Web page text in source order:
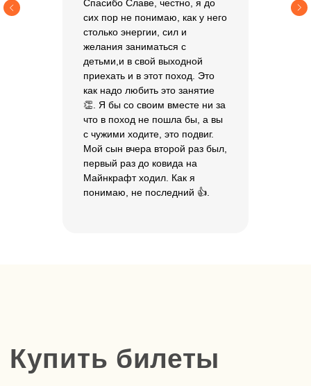
Спасибо Славе, честно, я до
сих пор не понимаю, как у него
столько энергии, сил и
желания заниматься с
детьми,и в свой выходной
приехать и в этот поход. Это
как надо любить это занятие
👏. Я бы со своим вместе ни за
что в поход не пошла бы, а вы
с чужими ходите, это подвиг.
Мой сын вчера второй раз был,
первый раз до ковида на
Майнкрафт ходил. Как я
понимаю, не последний 👍.
Нажимая на кнопку, вы
соглашаетесь с
Заполнить форму
Вы можете оставить заявку
или позвонить по номеру+7
925 058 35 83
Бронь действует 48 часов.